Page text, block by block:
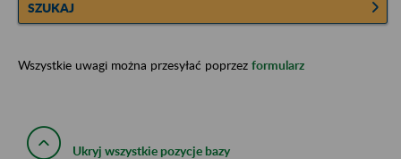
SZUKAJ
Wszystkie uwagi można przesyłać poprzez formularz
Ukryj wszystkie pozycje bazy